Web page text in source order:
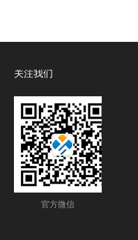
关注我们
官方微信